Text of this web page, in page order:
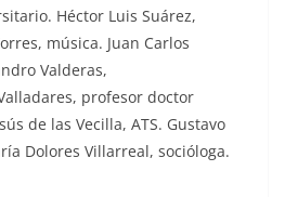
Héctor Luis Suárez,
música. Juan Carlos
Valderas,
profesor doctor
de las Vecilla, ATS. Gustavo
Dolores Villarreal, socióloga.